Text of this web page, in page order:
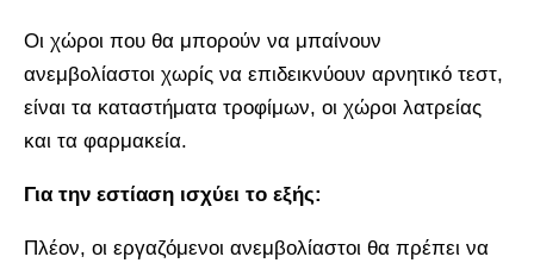
Οι χώροι που θα μπορούν να μπαίνουν
ανεμβολίαστοι χωρίς να επιδεικνύουν αρνητικό τεστ,
είναι τα καταστήματα τροφίμων, οι χώροι λατρείας
και τα φαρμακεία.
Για την εστίαση ισχύει το εξής:
Πλέον, οι εργαζόμενοι ανεμβολίαστοι θα πρέπει να